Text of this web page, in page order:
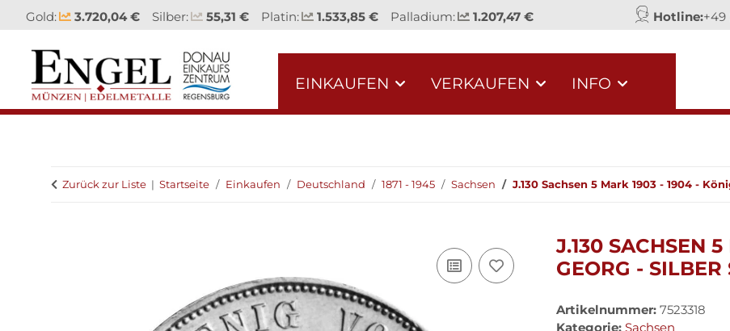
Gold: 3.720,04 € Silber: 55,31 € Platin: 1.533,85 € Palladium: 1.207,47 € Hotline:+49
EINKAUFEN VERKAUFEN INFO
Zurück zur Liste Startseite Einkaufen Deutschland 1871 - 1945 Sachsen J.130 Sachsen 5 Mark 1903 - 1904 -
J.130 SACHSEN
GEORG - SILBER
Artikelnummer: 7523318
Kategorie: Sachsen